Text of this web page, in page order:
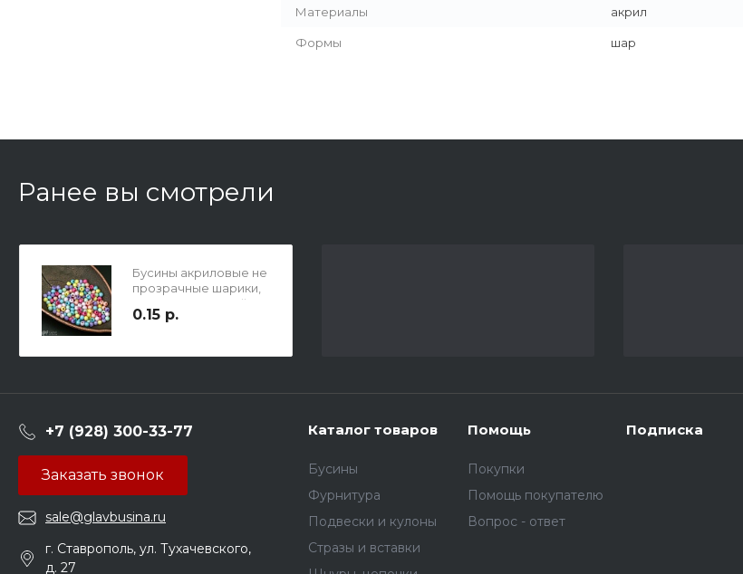
Материалы акрил
Формы шар
Ранее вы смотрели
Бусины акриловые не
прозрачные шарики,
цвет карамельный
микс, 4мм, отв. 1,5мм.
0.15 р.
+7 (928) 300-33-77
Заказать звонок
sale@glavbusina.ru
г. Ставрополь, ул. Тухачевского,
д. 27
Каталог товаров
Бусины
Фурнитура
Подвески и кулоны
Стразы и вставки
Помощь
Покупки
Помощь покупателю
Вопрос - ответ
Подписка